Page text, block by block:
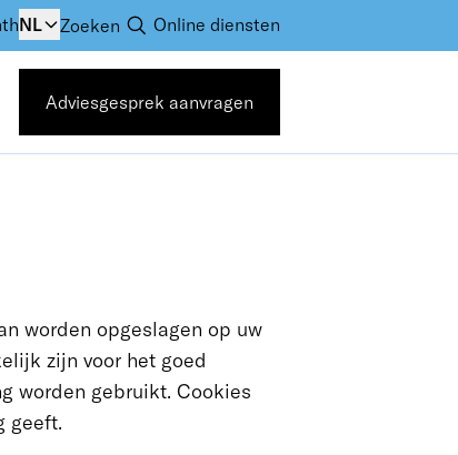
NL Zoeken Online diensten
Adviesgesprek aanvragen
worden opgeslagen op uw
zijn voor het goed
worden gebruikt. Cookies
geeft.